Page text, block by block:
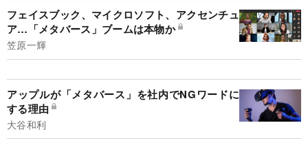
フェイスブック、マイクロソフト、アクセンチュ
ア…「メタバース」ブームは本物か
笠原一輝
アップルが「メタバース」を社内でNGワードに
する理由
大谷和利